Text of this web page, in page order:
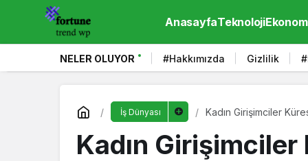
AnasayfaTeknoloji
NELER OLUYOR #Hakkımızda Gizlilik
İş Dünyası Kadın Girişimciler
Kadın Girişimciler